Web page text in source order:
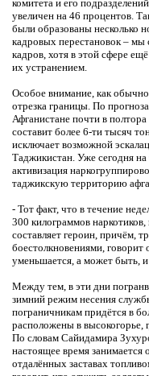
комитета и его
увеличен на 46 процентов.
были образованы несколько
кадровых перестановок – мы
кадров, хотя в этой сфере
их устранением.
Особое внимание, как
отрезка границы. По
Афганистане почти в
составит более 6-ти тысяч
исключает возможной
Таджикистан. Уже сегодня на
активизация
таджикскую территорию
- Тот факт, что в течение
300 килограммов
составляет героин, причём,
боестолкновениями, говорит
уменьшается, а может быть, и
Между тем, в эти дни
зимний режим несения
пограничникам придётся в
расположены в высокогорье,
По словам Сайидамира
настоящее время
отдалённых заставах